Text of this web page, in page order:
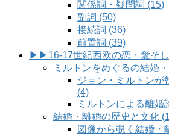
関係詞・疑問詞 (15)
副詞 (50)
接続詞 (36)
前置詞 (39)
▶▶16-17世紀西欧の恋・愛そ
ミルトンをめぐるの結婚
ジョン・ミルトンが
(4)
ミルトンによる離婚
結婚・離婚の歴史と文化
図像から覗く結婚・